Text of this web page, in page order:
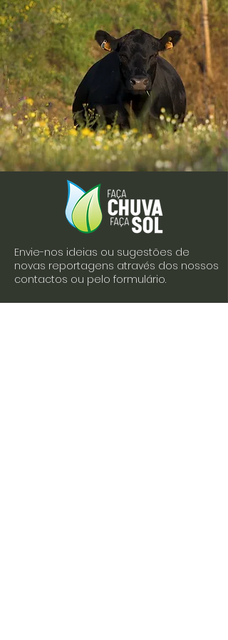
Envie-nos ideias ou sugestões de
novas reportagens através dos nossos
contactos ou pelo formulário.